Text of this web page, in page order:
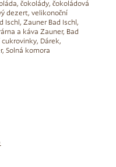
, čokolády, čokoládová
dezert, velikonoční
Ischl , Zauner Bad Ischl ,
a káva Zauner, Bad
cukrovinky, Dárek,
, Solná komora